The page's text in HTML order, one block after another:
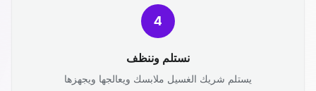
4
نستلم وننظف
يستلم شريك الغسيل ملابسك ويعالجها ويجهزها